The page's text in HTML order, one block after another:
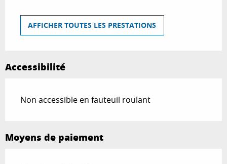
AFFICHER TOUTES LES PRESTATIONS
Accessibilité
Non accessible en fauteuil roulant
Moyens de paiement